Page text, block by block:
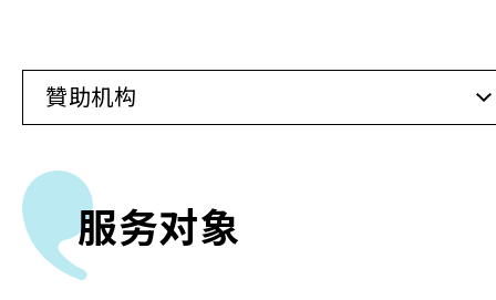
相关报导
关于本会
联络我们
贊助机构
服务对象